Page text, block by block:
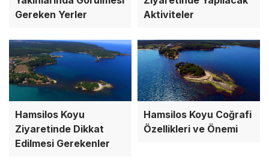
Gereken Yerler
Aktiviteler
Hamsilos Koyu
Ziyaretinde Dikkat
Edilmesi Gerekenler
Hamsilos Koyu Coğrafi
Özellikleri ve Önemi